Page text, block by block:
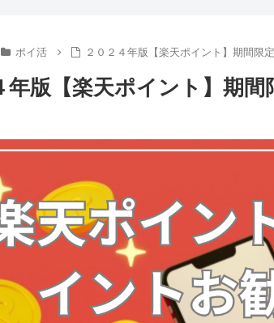
ポイ活 ２０２４年版【楽天ポイント】期間限
年版【楽天ポイント】期